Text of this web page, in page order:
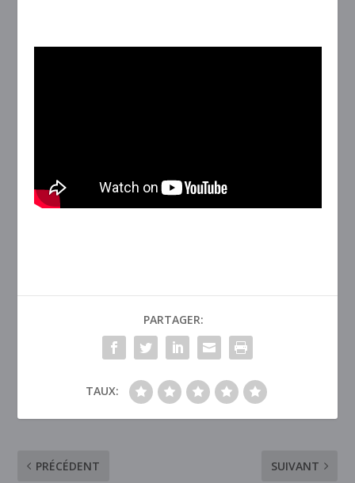
PARTAGER:
TAUX:
PRÉCÉDENT SUIVANT